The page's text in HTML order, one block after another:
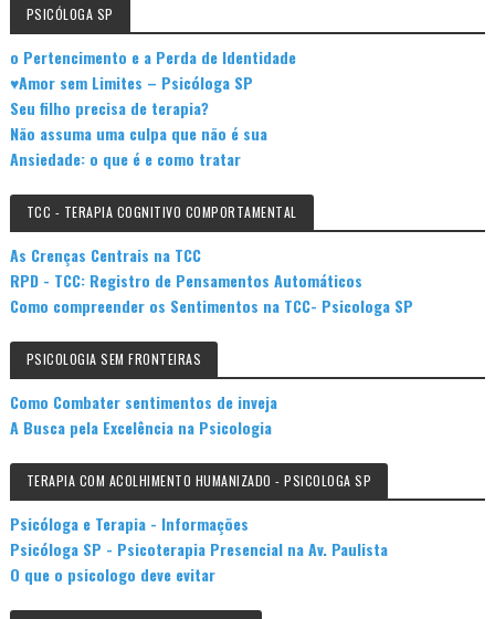
PSICÓLOGA SP
o Pertencimento e a Perda de Identidade
♥Amor sem Limites – Psicóloga SP
Seu filho precisa de terapia?
Não assuma uma culpa que não é sua
Ansiedade: o que é e como tratar
TCC - TERAPIA COGNITIVO COMPORTAMENTAL
As Crenças Centrais na TCC
RPD - TCC: Registro de Pensamentos Automáticos
Como compreender os Sentimentos na TCC- Psicologa SP
PSICOLOGIA SEM FRONTEIRAS
Como Combater sentimentos de inveja
A Busca pela Excelência na Psicologia
TERAPIA COM ACOLHIMENTO HUMANIZADO - PSICOLOGA SP
Psicóloga e Terapia - Informações
Psicóloga SP - Psicoterapia Presencial na Av. Paulista
O que o psicologo deve evitar